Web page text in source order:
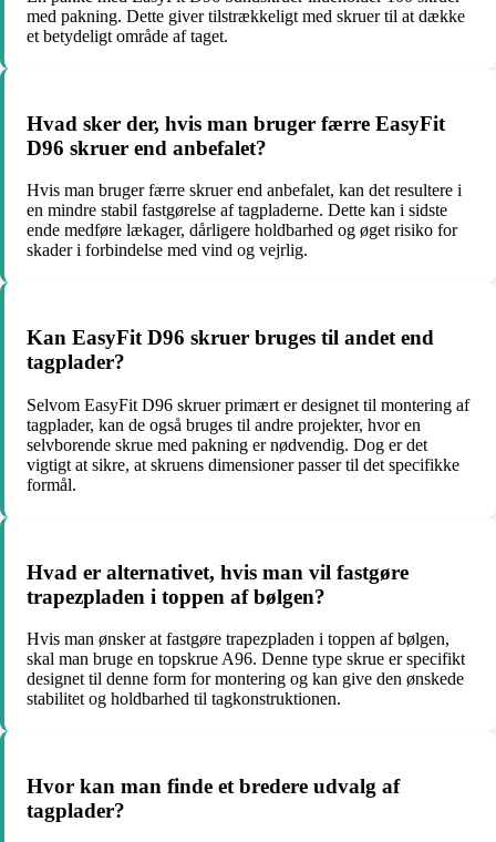
med pakning. Dette giver tilstrækkeligt med skruer til at dække
et betydeligt område af taget.
Hvad sker der, hvis man bruger færre EasyFit
D96 skruer end anbefalet?
Hvis man bruger færre skruer end anbefalet, kan det resultere i
en mindre stabil fastgørelse af tagpladerne. Dette kan i sidste
ende medføre lækager, dårligere holdbarhed og øget risiko for
skader i forbindelse med vind og vejrlig.
Kan EasyFit D96 skruer bruges til andet end
tagplader?
Selvom EasyFit D96 skruer primært er designet til montering af
tagplader, kan de også bruges til andre projekter, hvor en
selvborende skrue med pakning er nødvendig. Dog er det
vigtigt at sikre, at skruens dimensioner passer til det specifikke
formål.
Hvad er alternativet, hvis man vil fastgøre
trapezpladen i toppen af bølgen?
Hvis man ønsker at fastgøre trapezpladen i toppen af bølgen,
skal man bruge en topskrue A96. Denne type skrue er specifikt
designet til denne form for montering og kan give den ønskede
stabilitet og holdbarhed til tagkonstruktionen.
Hvor kan man finde et bredere udvalg af
tagplader?